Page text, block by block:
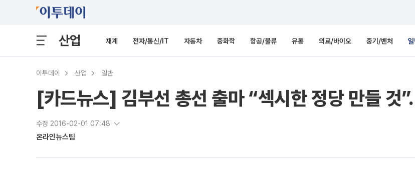
산업 재계 전자/통신/IT 자동차 중화학 항공/물류 유통 의료/바이오 중기/벤처
이투데이 산업 일반
[카드뉴스] 김부선 총선 출마 “섹시한 정당 만들 것
수정 2016-02-01 07:48
온라인뉴스팀